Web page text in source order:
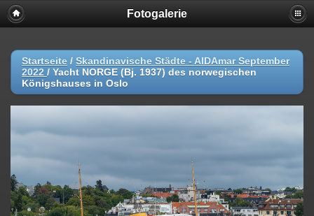
Fotogalerie
Startseite / Skandinavische Städte - AIDAmar September
2022 / Yacht NORGE (Bj. 1937) des norwegischen
Königshauses in Oslo